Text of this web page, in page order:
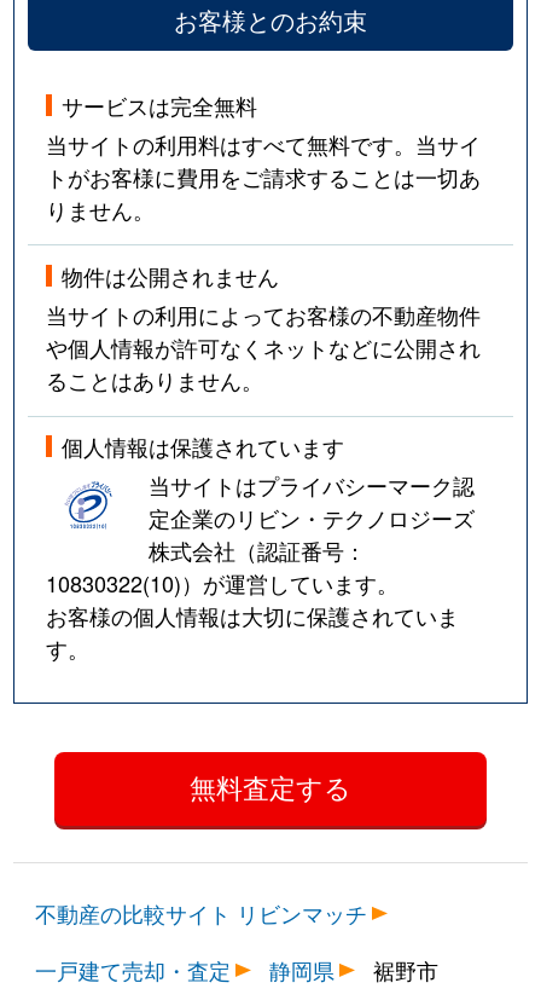
お客様とのお約束
サービスは完全無料
当サイトの利用料はすべて無料です。当サイ
トがお客様に費用をご請求することは一切あ
りません。
物件は公開されません
当サイトの利用によってお客様の不動産物件
や個人情報が許可なくネットなどに公開され
ることはありません。
個人情報は保護されています
当サイトはプライバシーマーク認
定企業のリビン・テクノロジーズ
株式会社（認証番号：
10830322(10)）が運営しています。
お客様の個人情報は大切に保護されていま
す。
不動産の比較サイト リビンマッチ
一戸建て売却・査定
静岡県 裾野市